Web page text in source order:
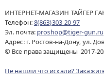
ИНТЕРНЕТ-МАГАЗИН ТАЙГЕР
Телефон:8(863)303-20-97
Эл. почта: proshop@tiger-gun.ru
Адрес: г. Ростов-на-Дону, ул.
© Все права защищены 2017-
Не нашли что искали?